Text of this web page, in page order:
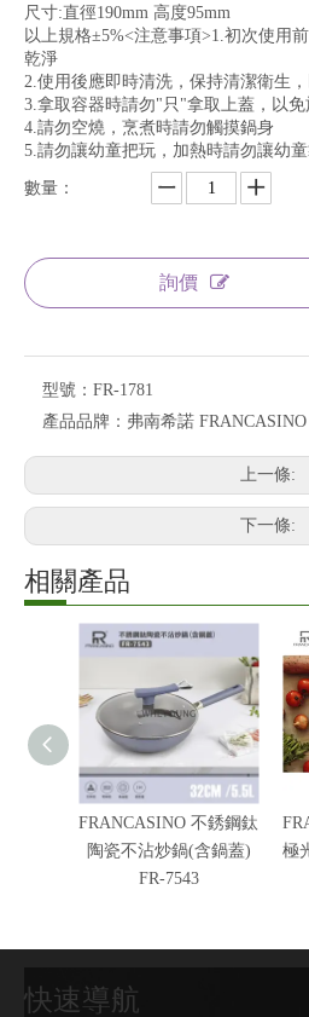
尺寸:直徑190mm 高度95mm
以上規格±5%<注意事項>1.初次使用
乾淨
2.使用後應即時清洗，保持清潔衛生
3.拿取容器時請勿"只"拿取上蓋，以
4.請勿空燒，烹煮時請勿觸摸鍋身
5.請勿讓幼童把玩，加熱時請勿讓幼
數量：
詢價
型號： FR-1781
產品品牌： 弗南希諾 FRANCASINO
上一條:
下一條:
相關產品
FRANCASINO 不銹鋼鈦
陶瓷不沾炒鍋(含鍋蓋)
FR-7543
極
快速導航